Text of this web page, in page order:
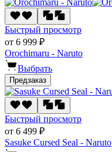
Быстрый просмотр
от 6 999 ₽
Orochimaru - Naruto
Выбрать
Предзаказ
Быстрый просмотр
от 6 499 ₽
Sasuke Cursed Seal - Naruto